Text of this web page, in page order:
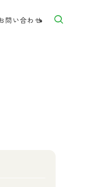
問い合わせ